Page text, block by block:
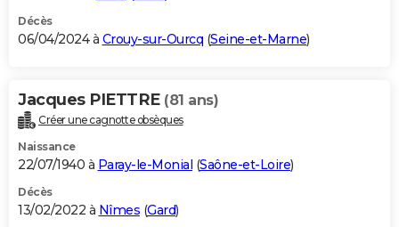
Décès
06/04/2024 à Crouy-sur-Ourcq (Seine-et-Marne)
Jacques PIETTRE (81 ans)
Créer une cagnotte obsèques
Naissance
22/07/1940 à Paray-le-Monial (Saône-et-Loire)
Décès
13/02/2022 à Nîmes (Gard)